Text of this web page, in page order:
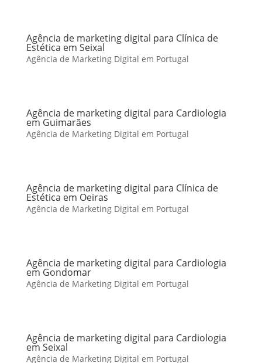
Agência de marketing digital para Clínica de
Estética em Seixal
Agência de Marketing Digital em Portugal
Agência de marketing digital para Cardiologia
em Guimarães
Agência de Marketing Digital em Portugal
Agência de marketing digital para Clínica de
Estética em Oeiras
Agência de Marketing Digital em Portugal
Agência de marketing digital para Cardiologia
em Gondomar
Agência de Marketing Digital em Portugal
Agência de marketing digital para Cardiologia
em Seixal
Agência de Marketing Digital em Portugal